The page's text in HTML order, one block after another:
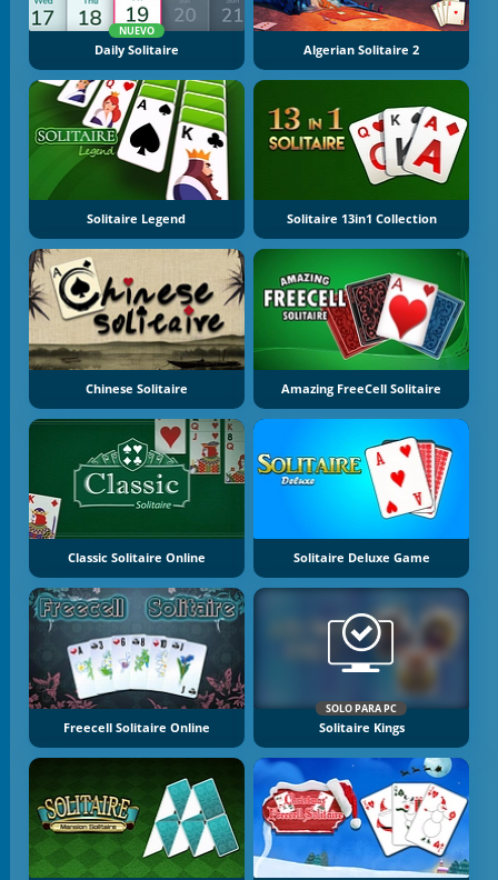
NUEVO
Daily Solitaire Algerian Solitaire 2
Solitaire Legend Solitaire 13in1 Collection
Chinese Solitaire Amazing FreeCell Solitaire
Classic Solitaire Online Solitaire Deluxe Game
Freecell Solitaire Online
SOLO PARA PC
Solitaire Kings